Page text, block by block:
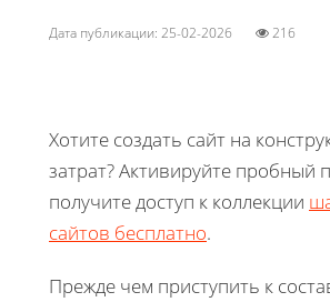
Дата публикации: 25-02-2026 216
Хотите создать сайт на
затрат? Активируйте пробный
получите доступ к коллекции
сайтов бесплатно.
Прежде чем приступить к